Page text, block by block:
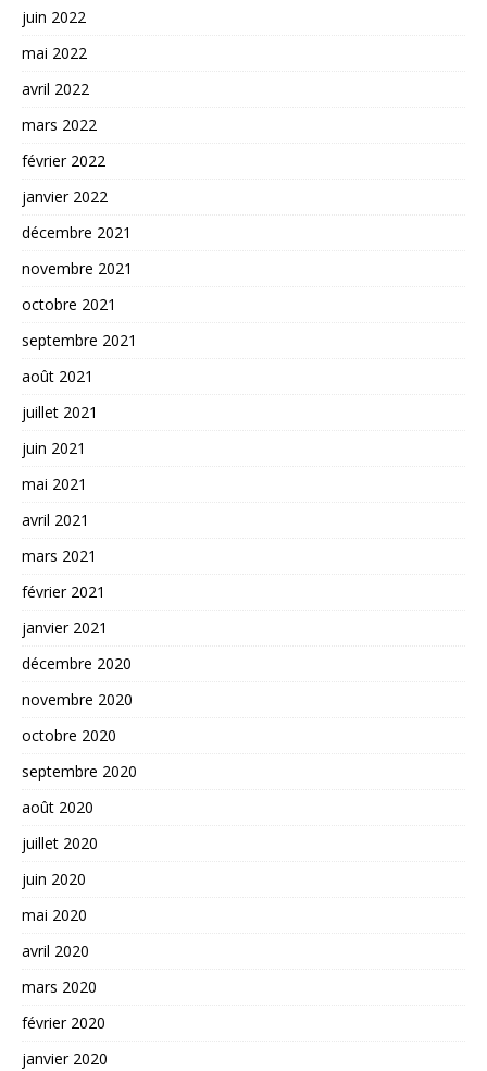
juin 2022
mai 2022
avril 2022
mars 2022
février 2022
janvier 2022
décembre 2021
novembre 2021
octobre 2021
septembre 2021
août 2021
juillet 2021
juin 2021
mai 2021
avril 2021
mars 2021
février 2021
janvier 2021
décembre 2020
novembre 2020
octobre 2020
septembre 2020
août 2020
juillet 2020
juin 2020
mai 2020
avril 2020
mars 2020
février 2020
janvier 2020